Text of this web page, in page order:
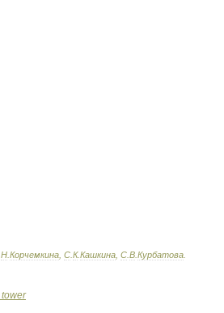
Н Корчемкина С К.Кашкина С В Курбатова
tower